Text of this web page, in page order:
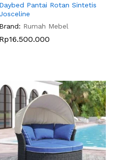
Daybed Pantai Rotan Sintetis
Josceline
Brand: Rumah Mebel
Rp16.500.000
Rp16.500.000